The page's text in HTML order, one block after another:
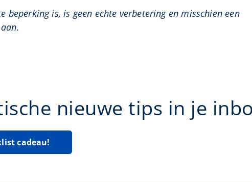
is, is geen echte verbetering en misschien een
nieuwe tips in je
cadeau!